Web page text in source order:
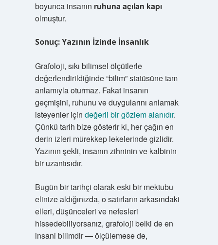
boyunca insanın ruhuna açılan kapı
olmuştur.
Sonuç: Yazının İzinde İnsanlık
Grafoloji, sıkı bilimsel ölçütlerle
değerlendirildiğinde “bilim” statüsüne tam
anlamıyla oturmaz. Fakat insanın
geçmişini, ruhunu ve duygularını anlamak
isteyenler için değerli bir gözlem alanıdır.
Çünkü tarih bize gösterir ki, her çağın en
derin izleri mürekkep lekelerinde gizlidir.
Yazının şekli, insanın zihninin ve kalbinin
bir uzantısıdır.
Bugün bir tarihçi olarak eski bir mektubu
elinize aldığınızda, o satırların arkasındaki
elleri, düşünceleri ve nefesleri
hissedebiliyorsanız, grafoloji belki de en
insani bilimdir — ölçülemese de,